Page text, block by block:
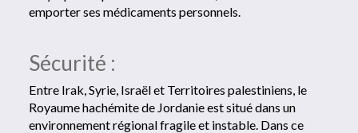
emporter ses médicaments personnels.
Sécurité :
Entre Irak, Syrie, Israël et Territoires palestiniens, le
Royaume hachémite de Jordanie est situé dans un
environnement régional fragile et instable. Dans ce